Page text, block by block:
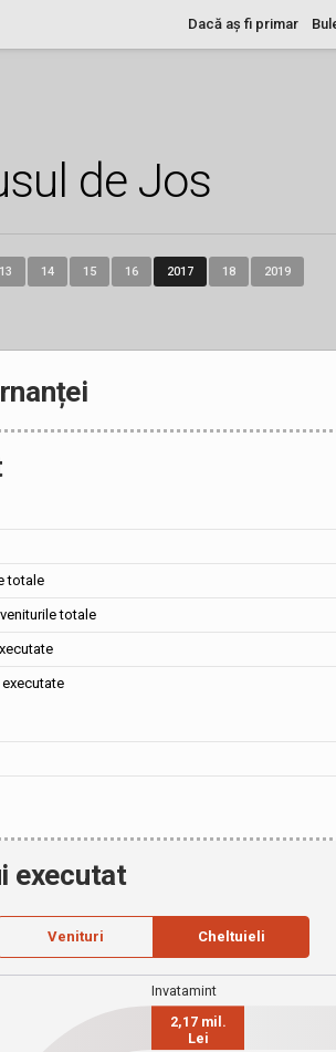
Dacă aș fi primar
de Jos
13 14 15 16 2017 18 2019
totale
totale
executat